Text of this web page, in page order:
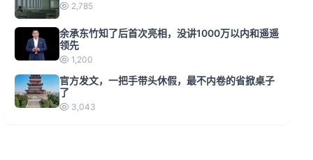
2,785
余承东竹知了后首次亮相，没讲1000万以内和遥遥
领先
1,200
官方发文，一把手带头休假，最不内卷的省掀桌子
了
3,043